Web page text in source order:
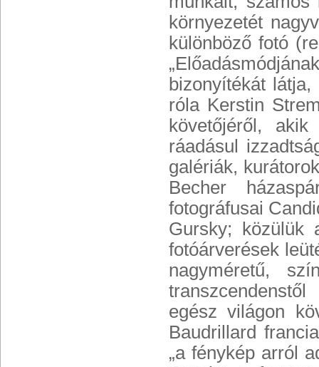
környezetét
különböző fotó
bizonyítékát
róla Kerstin
követőjéről,
ráadásul
galériák,
Becher
fotográfusai
Gursky; közülük
fotóárverések
nagyméretű,
egész világon
Baudrillard
„a fénykép arról